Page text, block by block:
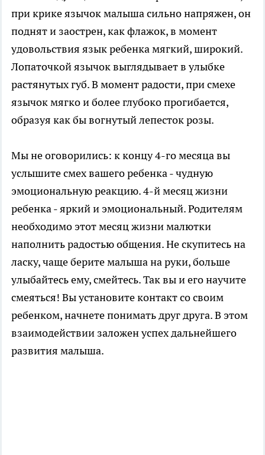
при крике язычок малыша сильно напряжен, он
поднят и заострен, как флажок, в момент
удовольствия язык ребенка мягкий, широкий.
Лопаточкой язычок выглядывает в улыбке
растянутых губ. В момент радости, при смехе
язычок мягко и более глубоко прогибается,
образуя как бы вогнутый лепесток розы.
Мы не оговорились: к концу 4-го месяца вы
услышите смех вашего ребенка - чудную
эмоциональную реакцию. 4-й месяц жизни
ребенка - яркий и эмоциональный. Родителям
необходимо этот месяц жизни малютки
наполнить радостью общения. Не скупитесь на
ласку, чаще берите малыша на руки, больше
улыбайтесь ему, смейтесь. Так вы и его научите
смеяться! Вы установите контакт со своим
ребенком, начнете понимать друг друга. В этом
взаимодействии заложен успех дальнейшего
развития малыша.